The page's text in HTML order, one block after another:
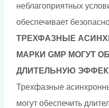
неблагоприятных
обеспечивает
ТРЕХФАЗНЫЕ
МАРКИ GMP МОГУТ
ДЛИТЕЛЬНУЮ
Трехфазные
могут обеспечить